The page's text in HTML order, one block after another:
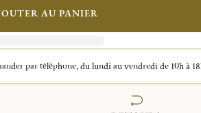
AU PANIER
par téléphone, du lundi au vendredi de 10h à